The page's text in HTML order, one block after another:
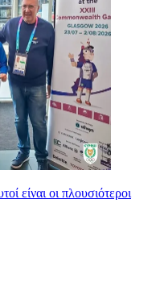
είναι οι πλουσιότεροι